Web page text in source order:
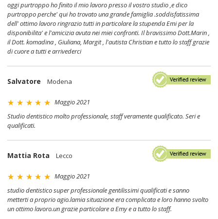
oggi purtroppo ho finito il mio lavoro presso il vostro studio ,e dico
purtroppo perche' qui ho trovato una grande famiglia .soddisfatissima
dell' ottimo lavoro ringrazio tutti in particolare la stupenda Emi per la
disponibilita' e l'amicizia avuta nei miei confronti. Il bravissimo Dott.Marin ,
il Dott. komadina , Giuliana, Margit , l'autista Christian e tutto lo staff grazie
di cuore a tutti e arrivederci
Salvatore Modena
Maggio 2021
Studio dentistico molto professionale, staff veramente qualificato. Seri e
qualificati.
Mattia Rota Lecco
Maggio 2021
studio dentistico super professionale gentilissimi qualificati e sanno
metterti a proprio agio.lamia situazione era complicata e loro hanno svolto
un ottimo lavoro.un grazie particolare a Emy e a tutto lo staff.